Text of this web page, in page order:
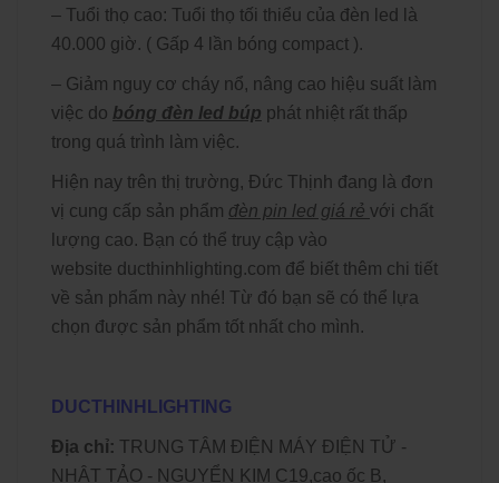
– Tuổi thọ cao: Tuổi thọ tối thiểu của đèn led là
40.000 giờ. ( Gấp 4 lần bóng compact ).
– Giảm nguy cơ cháy nổ, nâng cao hiệu suất làm
việc do bóng đèn led búp phát nhiệt rất thấp
trong quá trình làm việc.
Hiện nay trên thị trường, Đức Thịnh đang là đơn
vị cung cấp sản phẩm đèn pin led giá rẻ với chất
lượng cao. Bạn có thể truy cập vào
website ducthinhlighting.com để biết thêm chi tiết
về sản phẩm này nhé! Từ đó bạn sẽ có thể lựa
chọn được sản phẩm tốt nhất cho mình.
DUCTHINHLIGHTING
Địa chỉ: TRUNG TÂM ĐIỆN MÁY ĐIỆN TỬ -
NHẬT TẢO - NGUYỂN KIM C19,cao ốc B,